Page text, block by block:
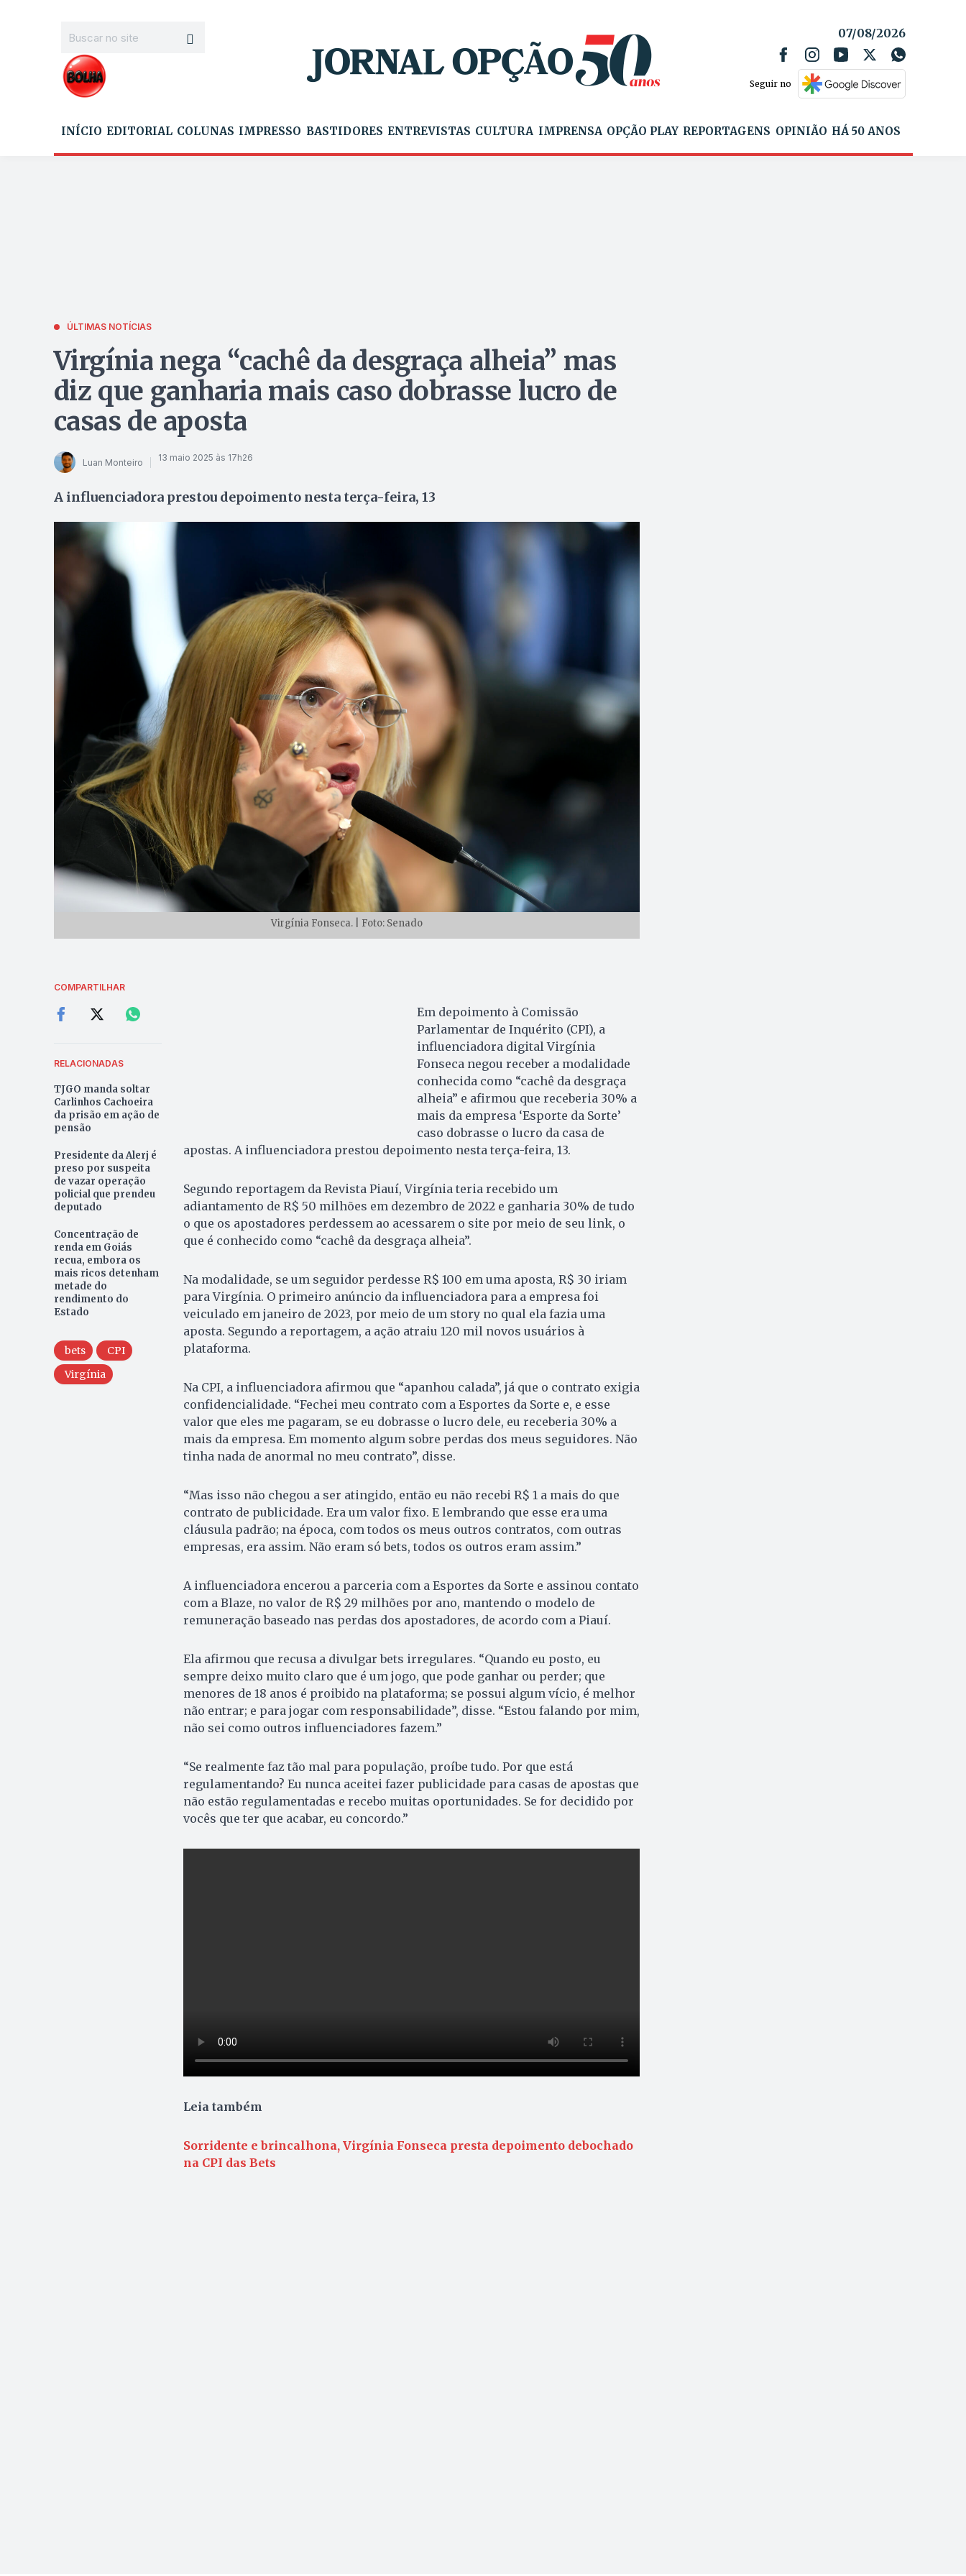
07/08/2026
Seguir no
INÍCIO EDITORIAL COLUNAS IMPRESSO BASTIDORES ENTREVISTAS CULTURA IMPRENSA OPÇÃO PLAY REPORTAGENS OPINIÃO HÁ 50 ANOS
ÚLTIMAS NOTÍCIAS
Virgínia nega “cachê da desgraça alheia” mas
diz que ganharia mais caso dobrasse lucro de
casas de aposta
Luan Monteiro 13 maio 2025 às 17h26
A influenciadora prestou depoimento nesta terça-feira, 13
Virgínia Fonseca. | Foto: Senado
COMPARTILHAR
RELACIONADAS
TJGO manda soltar
Carlinhos Cachoeira
da prisão em ação de
pensão
Presidente da Alerj é
preso por suspeita
de vazar operação
policial que prendeu
deputado
Concentração de
renda em Goiás
recua, embora os
mais ricos detenham
metade do
rendimento do
Estado
bets
CPI
Virgínia
Em depoimento à Comissão
Parlamentar de Inquérito (CPI), a
influenciadora digital Virgínia
Fonseca negou receber a modalidade
conhecida como “cachê da desgraça
alheia” e afirmou que receberia 30% a
mais da empresa ‘Esporte da Sorte’
caso dobrasse o lucro da casa de
apostas. A influenciadora prestou depoimento nesta terça-feira, 13.
Segundo reportagem da Revista Piauí, Virgínia teria recebido um
adiantamento de R$ 50 milhões em dezembro de 2022 e ganharia 30% de tudo
o que os apostadores perdessem ao acessarem o site por meio de seu link, o
que é conhecido como “cachê da desgraça alheia”.
Na modalidade, se um seguidor perdesse R$ 100 em uma aposta, R$ 30 iriam
para Virgínia. O primeiro anúncio da influenciadora para a empresa foi
veiculado em janeiro de 2023, por meio de um story no qual ela fazia uma
aposta. Segundo a reportagem, a ação atraiu 120 mil novos usuários à
plataforma.
Na CPI, a influenciadora afirmou que “apanhou calada”, já que o contrato exigia
confidencialidade. “Fechei meu contrato com a Esportes da Sorte e, e esse
valor que eles me pagaram, se eu dobrasse o lucro dele, eu receberia 30% a
mais da empresa. Em momento algum sobre perdas dos meus seguidores. Não
tinha nada de anormal no meu contrato”, disse.
“Mas isso não chegou a ser atingido, então eu não recebi R$ 1 a mais do que
contrato de publicidade. Era um valor fixo. E lembrando que esse era uma
cláusula padrão; na época, com todos os meus outros contratos, com outras
empresas, era assim. Não eram só bets, todos os outros eram assim.”
A influenciadora encerou a parceria com a Esportes da Sorte e assinou contato
com a Blaze, no valor de R$ 29 milhões por ano, mantendo o modelo de
remuneração baseado nas perdas dos apostadores, de acordo com a Piauí.
Ela afirmou que recusa a divulgar bets irregulares. “Quando eu posto, eu
sempre deixo muito claro que é um jogo, que pode ganhar ou perder; que
menores de 18 anos é proibido na plataforma; se possui algum vício, é melhor
não entrar; e para jogar com responsabilidade”, disse. “Estou falando por mim,
não sei como outros influenciadores fazem.”
“Se realmente faz tão mal para população, proíbe tudo. Por que está
regulamentando? Eu nunca aceitei fazer publicidade para casas de apostas que
não estão regulamentadas e recebo muitas oportunidades. Se for decidido por
vocês que ter que acabar, eu concordo.”
Leia também
Sorridente e brincalhona, Virgínia Fonseca presta depoimento debochado
na CPI das Bets